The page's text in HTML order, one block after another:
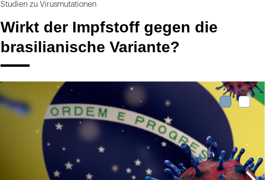
Studien zu Virusmutationen
Wirkt der Impfstoff gegen die
brasilianische Variante?